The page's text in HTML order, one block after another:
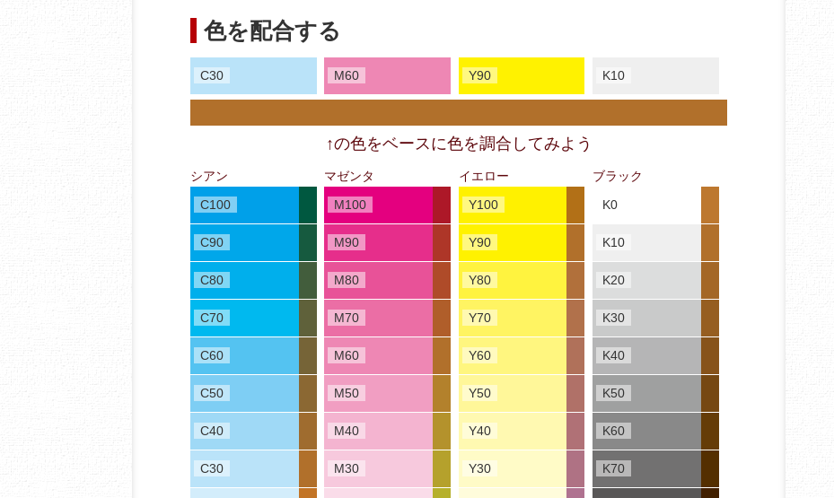
色を配合する
C30 M60 Y90 K10
↑の色をベースに色を調合してみよう
シアン
C100
C90
C80
C70
C60
C50
C40
C30
マゼンタ
M100
M90
M80
M70
M60
M50
M40
M30
イエロー
Y100
Y90
Y80
Y70
Y60
Y50
Y40
Y30
ブラック
K0
K10
K20
K30
K40
K50
K60
K70